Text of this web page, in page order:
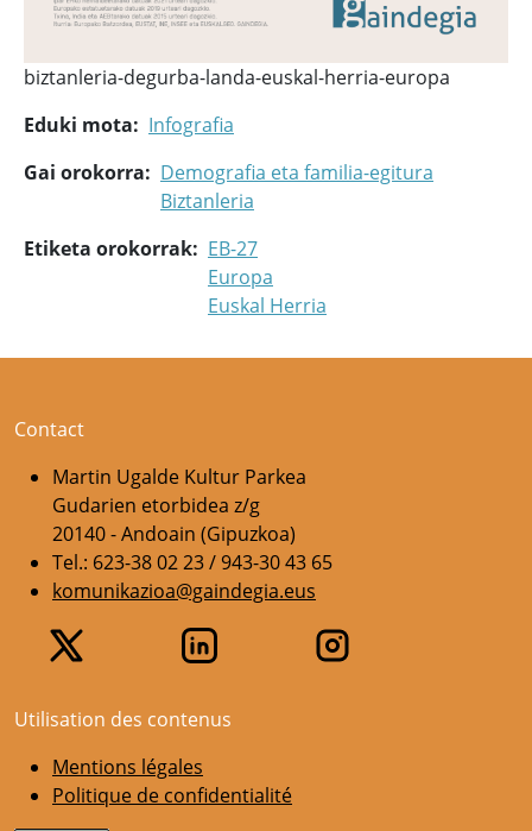
biztanleria-degurba-landa-euskal-herria-europa
Eduki mota
Infografia
Gai orokorra
Demografia eta familia-egitura
Biztanleria
Etiketa orokorrak
EB-27
Europa
Euskal Herria
Contact
Martin Ugalde Kultur Parkea
Gudarien etorbidea z/g
20140 - Andoain (Gipuzkoa)
Tel.: 623-38 02 23 / 943-30 43 65
komunikazioa@gaindegia.eus
Utilisation des contenus
Mentions légales
Politique de confidentialité